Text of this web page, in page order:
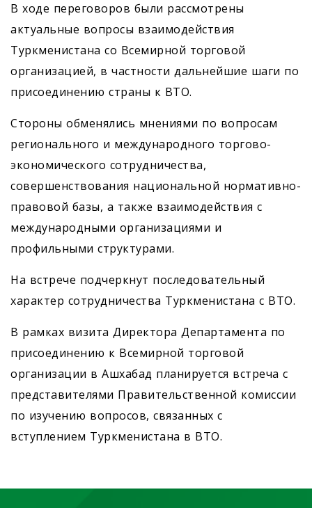
В ходе переговоров были рассмотрены
актуальные вопросы взаимодействия
Туркменистана со Всемирной торговой
организацией, в частности дальнейшие шаги по
присоединению страны к ВТО.
Стороны обменялись мнениями по вопросам
регионального и международного торгово-
экономического сотрудничества,
совершенствования национальной нормативно-
правовой базы, а также взаимодействия с
международными организациями и
профильными структурами.
На встрече подчеркнут последовательный
характер сотрудничества Туркменистана с ВТО.
В рамках визита Директора Департамента по
присоединению к Всемирной торговой
организации в Ашхабад планируется встреча с
представителями Правительственной комиссии
по изучению вопросов, связанных с
вступлением Туркменистана в ВТО.